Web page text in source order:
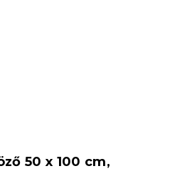
50 x 100 cm,